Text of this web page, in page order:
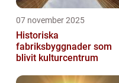
07 november 2025
Historiska
fabriksbyggnader som
blivit kulturcentrum